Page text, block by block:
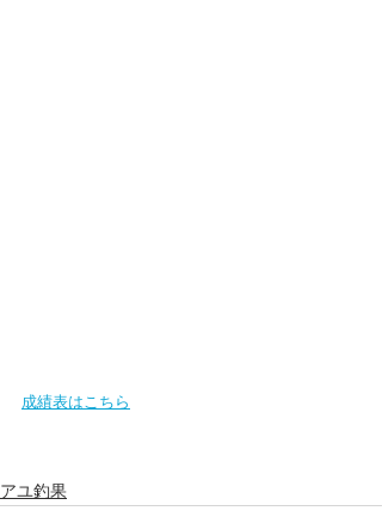
成績表はこちら
アユ釣果